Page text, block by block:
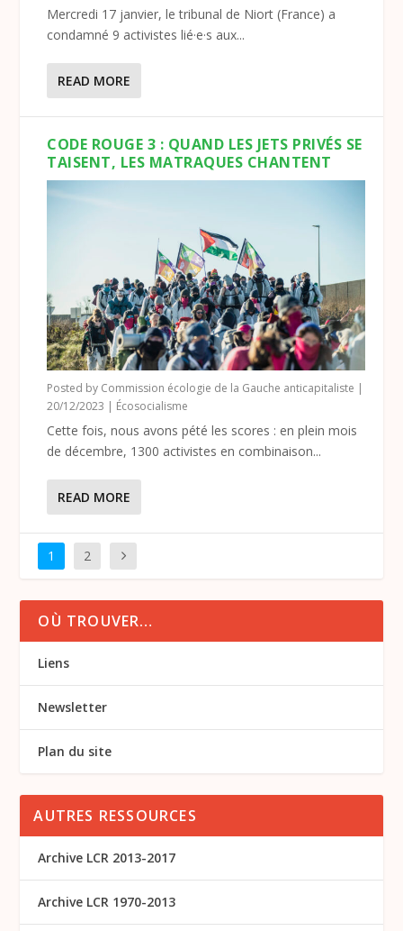
Mercredi 17 janvier, le tribunal de Niort (France) a
condamné 9 activistes lié·e·s aux...
READ MORE
CODE ROUGE 3 : QUAND LES JETS PRIVÉS SE
TAISENT, LES MATRAQUES CHANTENT
Posted by Commission écologie de la Gauche anticapitaliste
20/12/2023
Écosocialisme
Cette fois, nous avons pété les scores : en plein mois
de décembre, 1300 activistes en combinaison...
READ MORE
1 2
OÙ TROUVER…
Liens
Newsletter
Plan du site
AUTRES RESSOURCES
Archive LCR 2013-2017
Archive LCR 1970-2013